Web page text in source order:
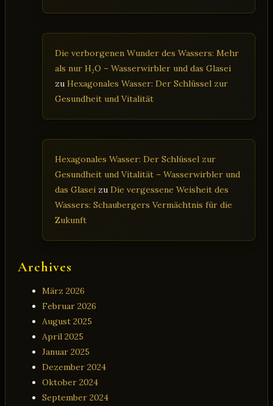
Die verborgenen Wunder des Wassers: Mehr
als nur H₂O – Wasserwirbler und das Glasei
zu Hexagonales Wasser: Der Schlüssel zur
Gesundheit und Vitalität
Hexagonales Wasser: Der Schlüssel zur
Gesundheit und Vitalität – Wasserwirbler und
das Glasei zu Die vergessene Weisheit des
Wassers: Schaubergers Vermächtnis für die
Zukunft
Archives
März 2026
Februar 2026
August 2025
April 2025
Januar 2025
Dezember 2024
Oktober 2024
September 2024